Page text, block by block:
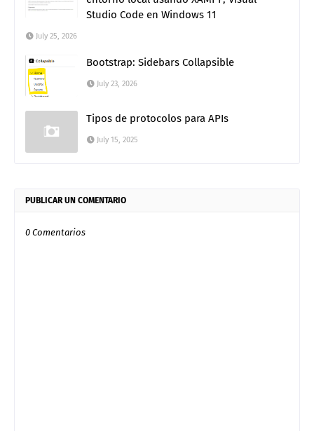
Studio Code en Windows 11
July 25, 2026
Bootstrap: Sidebars Collapsible
July 23, 2026
Tipos de protocolos para APIs
July 15, 2025
PUBLICAR UN COMENTARIO
0 Comentarios